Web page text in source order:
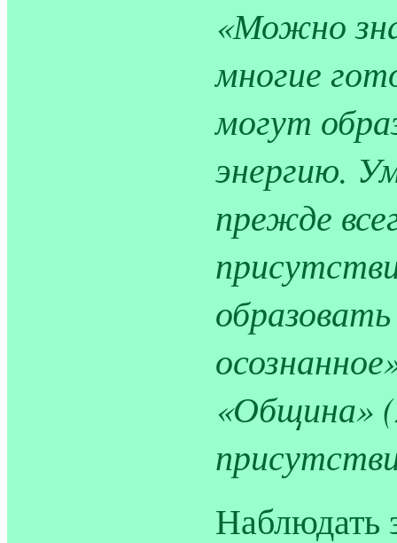
«Можно
многие
могут
энергию.
прежде
«Община»
Наблюдать